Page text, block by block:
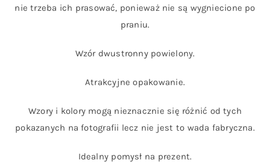
nie trzeba ich prasować, ponieważ nie są wygniecione po
praniu.
Wzór dwustronny powielony.
Atrakcyjne opakowanie.
Wzory i kolory mogą nieznacznie się różnić od tych
pokazanych na fotografii lecz nie jest to wada fabryczna.
Idealny pomysł na prezent.